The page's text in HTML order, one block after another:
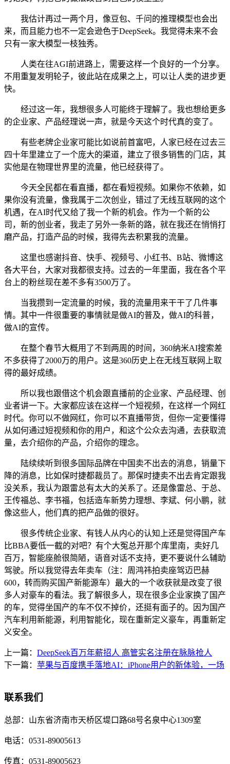
我估计再过一两个月，像豆包、千问的推理模型也会出
来，而且能力也不一定会逊色于DeepSeek。我觉得未来不会
只有一家大模型一枝独秀。
人类在往AGI前进路上，需要这样一个良好的一个分享。
不用重复发明轮子，彼此站在成果之上，可以让人类的进步更
快。
经过这一年，我想很多人可能终于理解了。我也想给更多
的企业家、产品经理说一声，就是今天这个时代真的变了。
有些老牌企业家可能比如说前首富吧，人家已经在过去三
四十年里建立了一个庞大的渠道，建立了很多销售的门店，其
实他是在物理世界里的流量，他已经获得了。
今天全民都在看直播，都在看短视频。如果你不依赖，如
果你没有流量，像我属于二次创业，错过了无线互联网的这个
机遇，在AI时代又给了我一个新的机会。作为一个新的公
司，新的创业者，我走了另外一条新的路，就在我还在悄悄打
磨产品，打造产品的时候，我得先去积累我的流量。
这里也感谢抖音、快手、视频号、小红书、B站、微博这
各大平台，大家对我都很支持。过去的一年里面，我在各个平
台上的粉丝现在差不多有3500万了。
当我攒到一定流量的时候，我的流量用来干干了几件事
情。其中一件很重要的事情就是做AI的普及，做AI的科普，
做AI的宣传。
在整个春节大概用了不到两周的时间，360纳米AI搜索差
不多获得了2000万的用户。这是360历史上在无线互联网上取
得的最好成绩。
所以我也跟借这个机会跟直播前的企业家、产品经理、创
业者讲一下。大家都应该在这样一个短视频，在这样一个网红
时代。你可以不做网红，你可以不直播带货，但你一定要懂得
从如何通过短视频和你的用户，和这个公众去沟通，去获取流
量，去介绍你的产品，介绍你的理念。
陆续续听到很多国际品牌在中国卖不出去的消息，销量下
降的消息，比如保时捷都裁员了。那保时捷卖不出去肯定跟我
没关系，我认为跟雷总有太大的关系了。还是像雷总、于总、
王传福总、李书福，包括造车新势力理想、李斌、何小鹏，就
像这些人，他们真的把产品做的很好。
很多传统企业家、有钱人从内心的认知上还是觉得国产车
比BBA要低一截的对吧？有个大冤总开那个库里南，卖好几
百万，智能座舱很简陋，语音对话不支持，更不要说什么辅助
驾驶。所以我觉得去年卖车（注：周鸿祎拍卖座驾迈巴赫
600，转而购买国产新能源车）最大的一个收获就是改变了很
多人对豪车的看法。我了解很多人，现在很多企业家换了国产
的车，觉得坐国产的车不仅不掉价，还挺有面子的。因为国产
汽车利用新能源，利用智能化，现在重新定义豪车，再重新定
义安全。
上一篇： DeepSeek百万年薪招人 高管实名注册在脉脉抢人
下一篇： 苹果与百度携手落地AI：iPhone用户的新体验，一场
联系我们
总部： 山东省济南市天桥区堤口路68号名泉中心1309室
电话： 0531-89005613
传真： 0531-89005623